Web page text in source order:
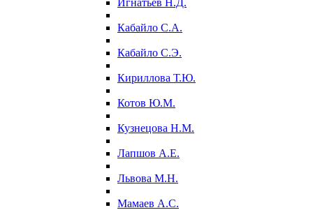
Игнатьев Н.Д.
Кабайло С.А.
Кабайло С.Э.
Кириллова Т.Ю.
Котов Ю.М.
Кузнецова Н.М.
Лапшов А.Е.
Львова М.Н.
Мамаев А.С.